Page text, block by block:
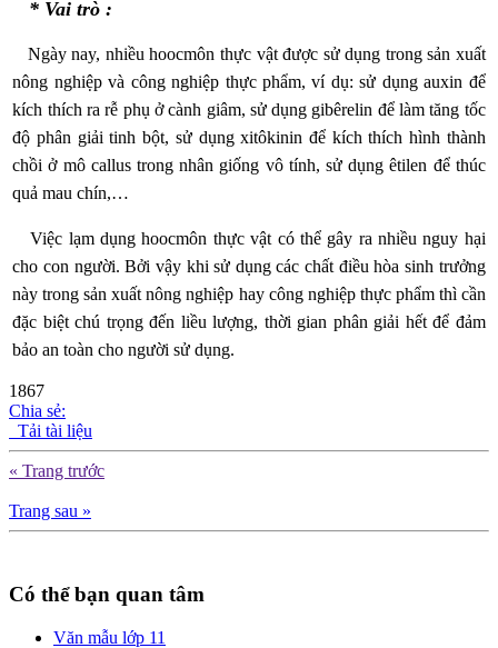
* Vai trò :
Ngày nay, nhiều hoocmôn thực vật được sử dụng trong sản xuất
nông nghiệp và công nghiệp thực phẩm, ví dụ: sử dụng auxin để
kích thích ra rễ phụ ở cành giâm, sử dụng gibêrelin để làm tăng tốc
độ phân giải tinh bột, sử dụng xitôkinin để kích thích hình thành
chồi ở mô callus trong nhân giống vô tính, sử dụng êtilen để thúc
quả mau chín,…
Việc lạm dụng hoocmôn thực vật có thể gây ra nhiều nguy hại
cho con người. Bởi vậy khi sử dụng các chất điều hòa sinh trưởng
này trong sản xuất nông nghiệp hay công nghiệp thực phẩm thì cần
đặc biệt chú trọng đến liều lượng, thời gian phân giải hết để đảm
bảo an toàn cho người sử dụng.
1867
Chia sẻ:
Tải tài liệu
« Trang trước
Trang sau »
Có thể bạn quan tâm
Văn mẫu lớp 11